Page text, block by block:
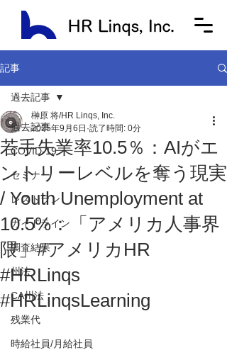
記事
過去記事
COVID-19
セミナー
レストラン
ガイドライン
調査結果
州法
CA州法
残業代
時給社員/月給社員
過去記事
若手失業率10.5％：AIがエ
ントリーレベルを奪う現実
/ Youth Unemployment at
10.5%：「アメリカ人事界
隈」#アメリカHR
#HRLinqs
#HRLinqsLearning
榊原 将/HR Linqs, Inc.
2025年9月6日 読了時間: 0分